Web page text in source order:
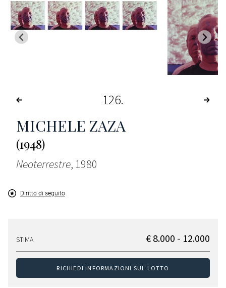
126
MICHELE ZAZA
(1948)
Neoterrestre, 1980
Diritto di seguito
STIMA € 8.000 - 12.000
RICHIEDI INFORMAZIONI SUL LOTTO